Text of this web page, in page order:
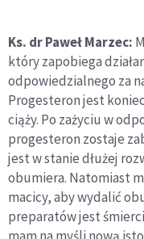
Ks. dr Paweł Marzec:
który zapobiega
odpowiedzialnego za
Progesteron jest
ciąży. Po zażyciu w
progesteron zostaje
jest w stanie dłużej
obumiera. Natomiast
macicy, aby wydalić
preparatów jest